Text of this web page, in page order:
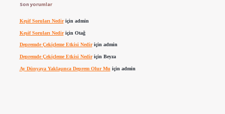
Son yorumlar
Keşif Soruları Nediriçin admin
Keşif Soruları Nediriçin Otağ
Depremde Çekiçleme Etkisi Nediriçin admin
Depremde Çekiçleme Etkisi Nediriçin Beyza
Ay Dünyaya Yaklaşınca Deprem Olur Mu için admin